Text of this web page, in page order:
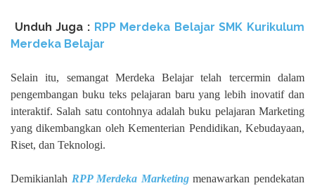
Unduh Juga : RPP Merdeka Belajar SMK Kurikulum
Merdeka Belajar
Selain itu, semangat Merdeka Belajar telah tercermin dalam
pengembangan buku teks pelajaran baru yang lebih inovatif dan
interaktif. Salah satu contohnya adalah buku pelajaran Marketing
yang dikembangkan oleh Kementerian Pendidikan, Kebudayaan,
Riset, dan Teknologi.
Demikianlah RPP Merdeka Marketingmenawarkan pendekatan